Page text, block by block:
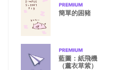
簡單的困豬
藍圖：紙飛機
（薰衣草紫）